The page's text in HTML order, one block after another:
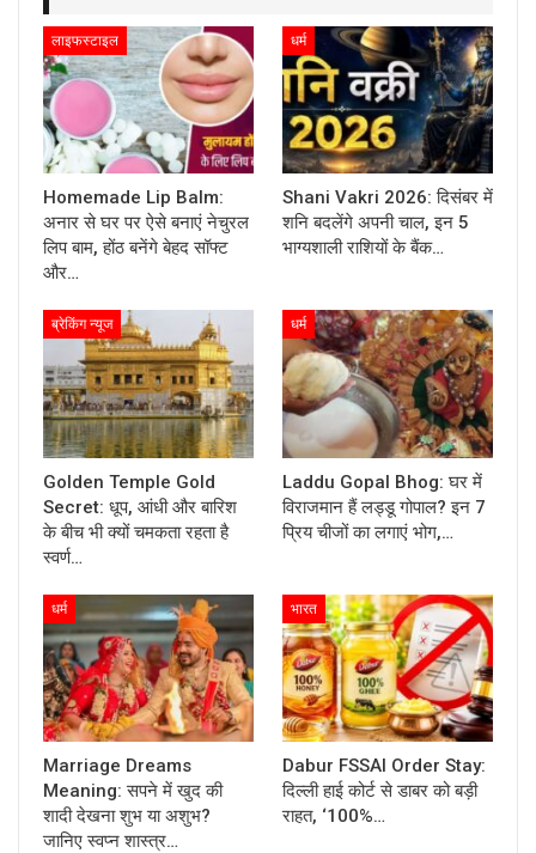
लाइफस्टाइल
Homemade Lip Balm:
अनार से घर पर ऐसे बनाएं नेचुरल
लिप बाम, होंठ बनेंगे बेहद सॉफ्ट
और…
धर्म
Shani Vakri 2026: दिसंबर में
शनि बदलेंगे अपनी चाल, इन 5
भाग्यशाली राशियों के बैंक…
ब्रेकिंग न्यूज
Golden Temple Gold
Secret: धूप, आंधी और बारिश
के बीच भी क्यों चमकता रहता है
स्वर्ण…
धर्म
Laddu Gopal Bhog: घर में
विराजमान हैं लड्डू गोपाल? इन 7
प्रिय चीजों का लगाएं भोग,…
धर्म
Marriage Dreams
Meaning: सपने में खुद की
शादी देखना शुभ या अशुभ?
जानिए स्वप्न शास्त्र…
भारत
Dabur FSSAI Order Stay:
दिल्ली हाई कोर्ट से डाबर को बड़ी
राहत, ‘100%…